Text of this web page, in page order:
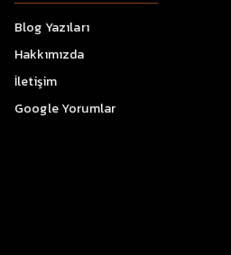
Blog Yazıları
Hakkımızda
İletişim
Google Yorumlar